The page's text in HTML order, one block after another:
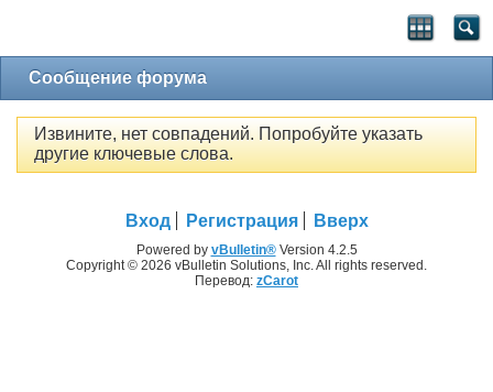
Сообщение форума
Извините, нет совпадений. Попробуйте указать
другие ключевые слова.
Вход Регистрация Вверх
Powered by vBulletin®Version 4.2.5
Copyright © 2026 vBulletin Solutions, Inc. All rights reserved.
Перевод: zCarot